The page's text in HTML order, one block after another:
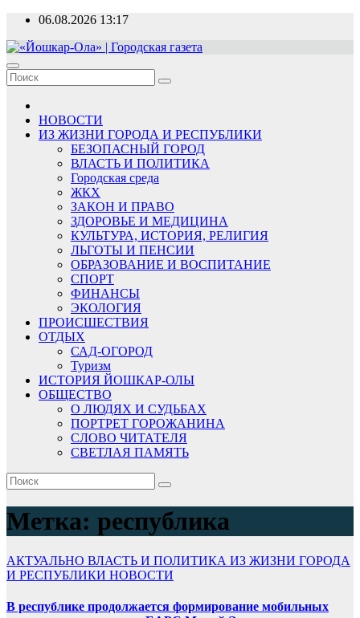
Перейти
содержимому
06.08.2026 13:17
«Йошкар-Ола» | Городская газета
Новости, события, люди
НОВОСТИ
ИЗ ЖИЗНИ ГОРОДА И РЕСПУБЛИКИ
БЕЗОПАСНЫЙ ГОРОД
ВЛАСТЬ И ПОЛИТИКА
Городская среда
ЖКХ
ЗАКОН И ПРАВО
ЗДОРОВЬЕ И МЕДИЦИНА
КУЛЬТУРА, ИСТОРИЯ, РЕЛИГИЯ
ЛЬГОТЫ И ПЕНСИИ
ОБРАЗОВАНИЕ И ВОСПИТАНИЕ
СПОРТ
ФИНАНСЫ
ЭКОЛОГИЯ
ПРОИСШЕСТВИЯ
ОТДЫХ
САД-ОГОРОД
Туризм
ИСТОРИЯ ЙОШКАР-ОЛЫ
ОБЩЕСТВО
О ЛЮДЯХ И СУДЬБАХ
ПОРТРЕТ ГОРОЖАНИНА
СЛОВО ЧИТАТЕЛЯ
СВЕТЛАЯ ПАМЯТЬ
Метка: республика
АКТУАЛЬНО ВЛАСТЬ И ПОЛИТИКА ИЗ ЖИЗНИ ГОРОДА
И РЕСПУБЛИКИ НОВОСТИ
В республике продолжается формирование мобильных